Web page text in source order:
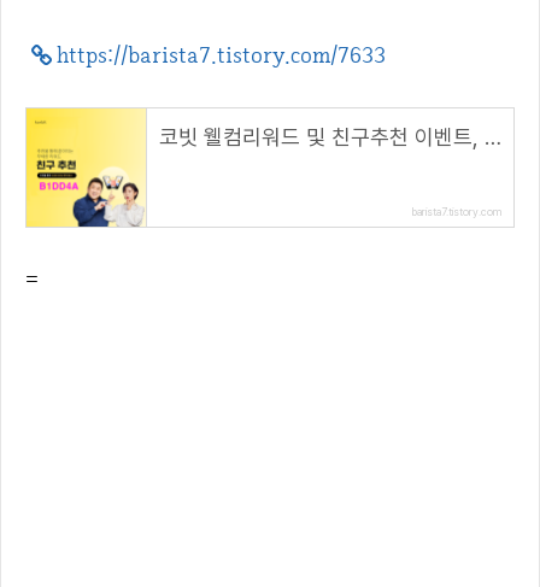
https://barista7.tistory.com/7633
코빗 웰컴리워드 및 친구추천 이벤트, 리워드 5000원!( 추천 코드 : B1DD4A )
barista7.tistory.com
=